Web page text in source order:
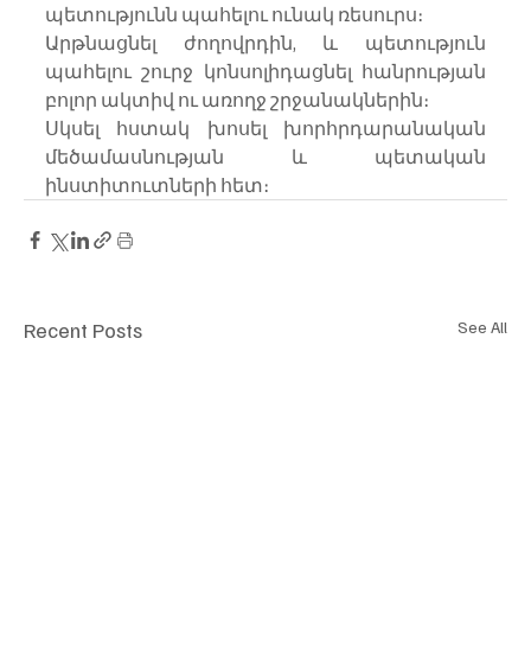
պետությունն պահելու ունակ ռեսուրս։
Արթնացնել ժողովրդին, և պետություն
պահելու շուրջ կոնսոլիդացնել հանրության
բոլոր ակտիվ ու առողջ շրջանակներին։
Սկսել հստակ խոսել խորհրդարանական
մեծամասնության և պետական
ինստիտուտների հետ։
Recent Posts See All